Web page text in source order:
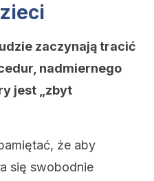
zaczynają tracić
nadmiernego
jest „zbyt
że aby
się swobodnie